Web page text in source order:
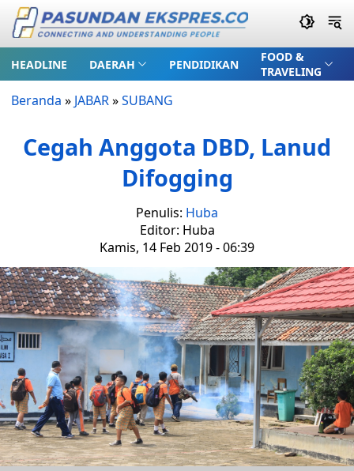
HEADLINE DAERAH PENDIDIKAN
FOOD &
TRAVELING
Beranda » JABAR»SUBANG
Cegah Anggota DBD, Lanud
Difogging
Penulis: Huba
Editor: Huba
Kamis, 14 Feb 2019 - 06:39